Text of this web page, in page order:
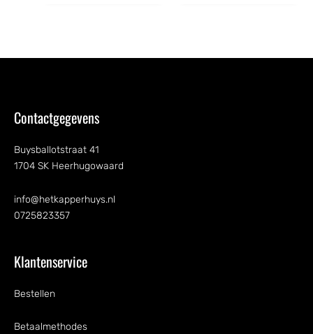
Contactgegevens
Buysballotstraat 41
1704 SK Heerhugowaard
info@hetkapperhuys.nl
0725823357
Klantenservice
Bestellen
Betaalmethodes